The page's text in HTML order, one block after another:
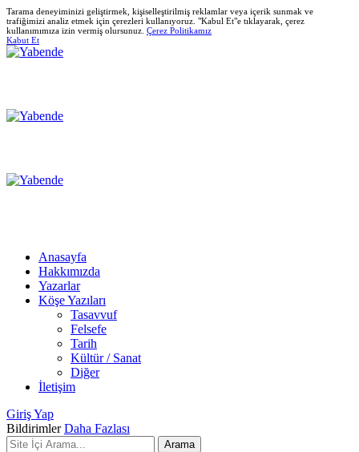
Tarama deneyiminizi geliştirmek, kişiselleştirilmiş reklamlar veya içerik sunmak ve
trafiğimizi analiz etmek için çerezleri kullanıyoruz. "Kabul Et"e tıklayarak, çerez
kullanımımıza izin vermiş olursunuz. Çerez Politikamız
Kabut Et
Anasayfa
Hakkımızda
Yazarlar
Köşe Yazıları
Tasavvuf
Felsefe
Tarih
Kültür / Sanat
Diğer
İletişim
Giriş Yap
Bildirimler Daha Fazlası